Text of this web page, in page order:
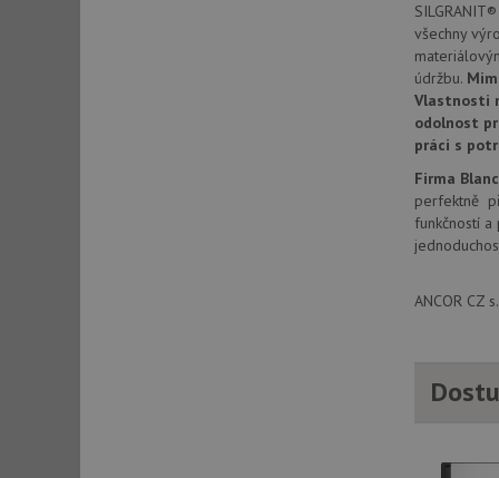
všechny
údržbu.
Vlastnosti
odolnost
práci s
Firma
perfektně
funkčností
ANCOR CZ
test_cookie
VISITOR_INFO1_LIVE